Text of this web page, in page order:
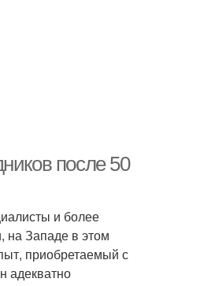
после 50
и более
на Западе в этом
приобретаемый с
адекватно